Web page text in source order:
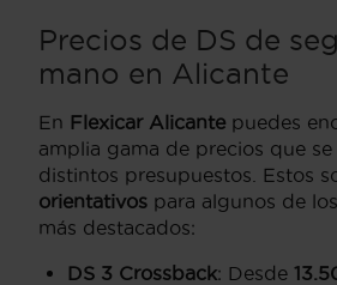
Precios de DS de
mano en Alicante
En Flexicar Alicante puedes
amplia gama de precios que se
distintos presupuestos. Estos
orientativos para algunos de
más destacados:
DS 3 Crossback: Desde